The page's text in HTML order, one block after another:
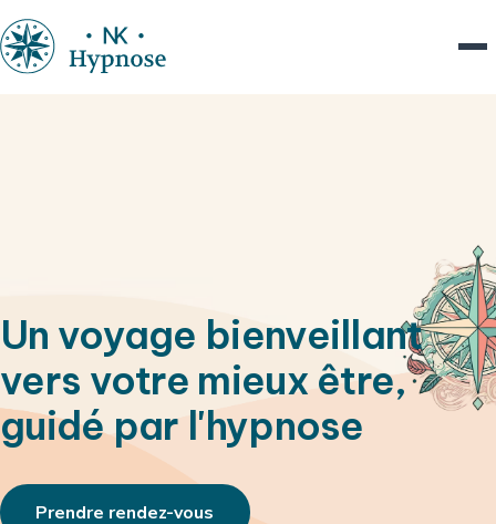
Un voyage bienveillant
vers votre mieux être,
guidé par l'hypnose
Prendre rendez-vous